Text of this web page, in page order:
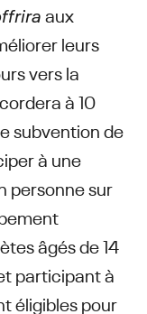
aux
leurs
vers la
à 10
subvention de
à une
personne sur
âgés de 14
participant à
éligibles pour